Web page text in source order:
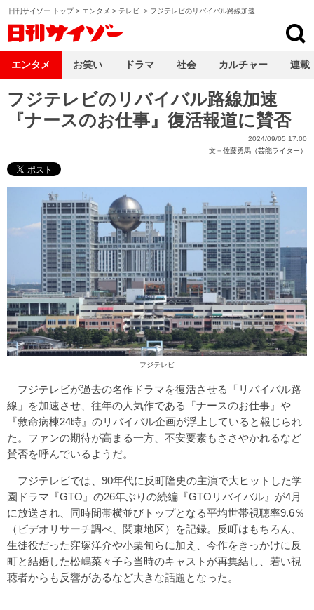
日刊サイゾー トップ> エンタメ > テレビ > フジテレビのリバイバル路線加速
フジテレビのリバイバル路線加速
『ナースのお仕事』復活報道に賛否
2024/09/05 17:00
文＝佐藤勇馬（芸能ライター）
フジテレビ
フジテレビが過去の名作ドラマを復活させる「リバイバル路
線」を加速させ、往年の人気作である『ナースのお仕事』や
『救命病棟24時』のリバイバル企画が浮上していると報じられ
た。ファンの期待が高まる一方、不安要素もささやかれるなど
賛否を呼んでいるようだ。
フジテレビでは、90年代に反町隆史の主演で大ヒットした学
園ドラマ『GTO』の26年ぶりの続編『GTOリバイバル』が4月
に放送され、同時間帯横並びトップとなる平均世帯視聴率9.6％
（ビデオリサーチ調べ、関東地区）を記録。反町はもちろん、
生徒役だった窪塚洋介や小栗旬らに加え、今作をきっかけに反
町と結婚した松嶋菜々子ら当時のキャストが再集結し、若い視
聴者からも反響があるなど大きな話題となった。
エンタメ お笑い ドラマ 社会 カルチャー 連載